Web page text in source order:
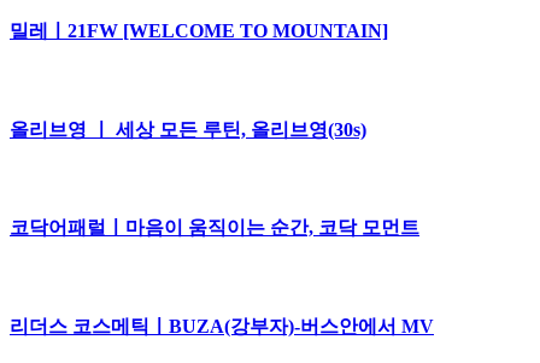
밀레ㅣ21FW [WELCOME TO MOUNTAIN]
올리브영 ㅣ 세상 모든 루틴, 올리브영(30s)
코닥어패럴ㅣ마음이 움직이는 순간, 코닥 모먼트
리더스 코스메틱ㅣBUZA(강부자)-버스안에서 MV